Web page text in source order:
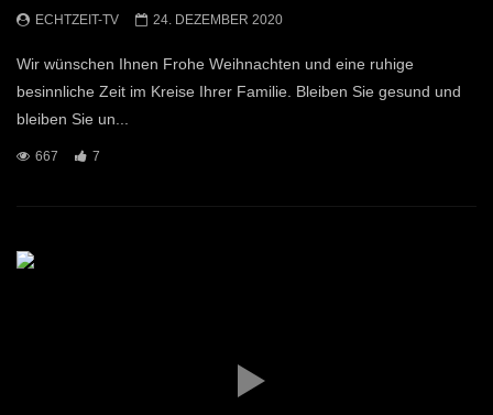
ECHTZEIT-TV 24. DEZEMBER 2020
Wir wünschen Ihnen Frohe Weihnachten und eine ruhige
besinnliche Zeit im Kreise Ihrer Familie. Bleiben Sie gesund und
bleiben Sie un...
667 7